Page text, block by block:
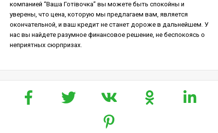
компанией “Ваша Готівочка” вы можете быть спокойны и
уверены, что цена, которую мы предлагаем вам, является
окончательной, и ваш кредит не станет дороже в дальнейшем. У
нас вы найдете разумное финансовое решение, не беспокоясь о
неприятных сюрпризах.